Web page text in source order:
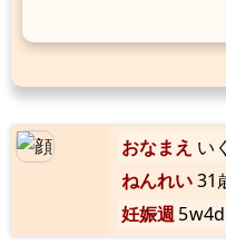
おなまえ い
ねんれい31
妊娠週5w4d